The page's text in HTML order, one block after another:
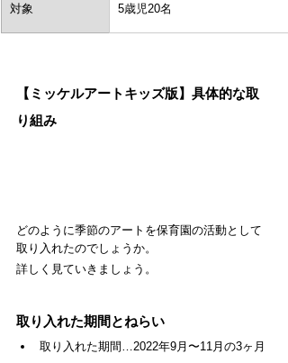
対象 5歳児20名
【ミッケルアートキッズ版】具体的な取
り組み
どのように季節のアートを保育園の活動として
取り入れたのでしょうか。
詳しく見ていきましょう。
取り入れた期間とねらい
取り入れた期間…2022年9月〜11月の3ヶ月